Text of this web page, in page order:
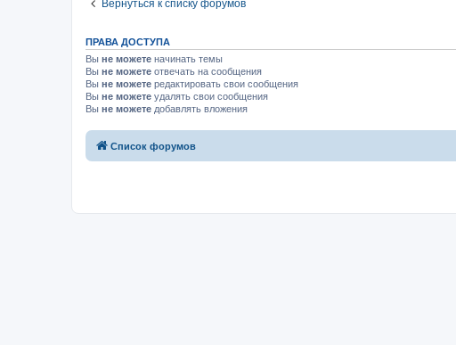
Вернуться к списку форумов
ПРАВА ДОСТУПА
Вы не можете начинать темы
Вы не можете отвечать на сообщения
Вы не можете редактировать свои сообщения
Вы не можете удалять свои сообщения
Вы не можете добавлять вложения
Список форумов